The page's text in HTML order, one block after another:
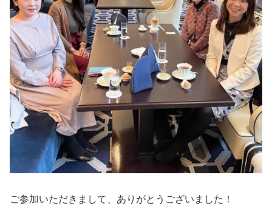
ご参加いただきまして、ありがとうございました！